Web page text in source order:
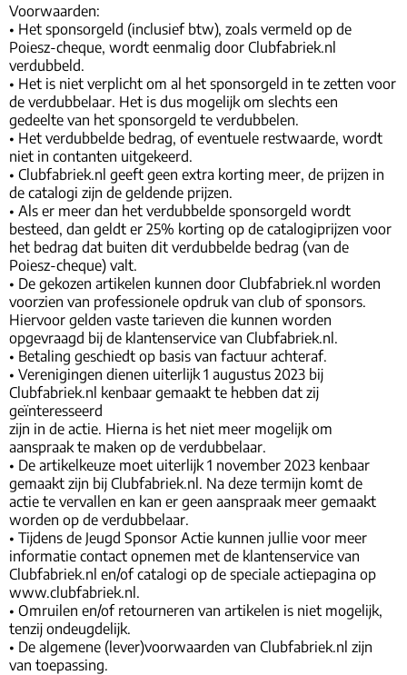
Voorwaarden:
• Het sponsorgeld (inclusief btw), zoals vermeld op de
Poiesz-cheque, wordt eenmalig door Clubfabriek.nl
verdubbeld.
• Het is niet verplicht om al het sponsorgeld in te zetten voor
de verdubbelaar. Het is dus mogelijk om slechts een
gedeelte van het sponsorgeld te verdubbelen.
• Het verdubbelde bedrag, of eventuele restwaarde, wordt
niet in contanten uitgekeerd.
• Clubfabriek.nl geeft geen extra korting meer, de prijzen in
de catalogi zijn de geldende prijzen.
• Als er meer dan het verdubbelde sponsorgeld wordt
besteed, dan geldt er 25% korting op de catalogiprijzen voor
het bedrag dat buiten dit verdubbelde bedrag (van de
Poiesz-cheque) valt.
• De gekozen artikelen kunnen door Clubfabriek.nl worden
voorzien van professionele opdruk van club of sponsors.
Hiervoor gelden vaste tarieven die kunnen worden
opgevraagd bij de klantenservice van Clubfabriek.nl.
• Betaling geschiedt op basis van factuur achteraf.
• Verenigingen dienen uiterlijk 1 augustus 2023 bij
Clubfabriek.nl kenbaar gemaakt te hebben dat zij
geïnteresseerd
zijn in de actie. Hierna is het niet meer mogelijk om
aanspraak te maken op de verdubbelaar.
• De artikelkeuze moet uiterlijk 1 november 2023 kenbaar
gemaakt zijn bij Clubfabriek.nl. Na deze termijn komt de
actie te vervallen en kan er geen aanspraak meer gemaakt
worden op de verdubbelaar.
• Tijdens de Jeugd Sponsor Actie kunnen jullie voor meer
informatie contact opnemen met de klantenservice van
Clubfabriek.nl en/of catalogi op de speciale actiepagina op
www.clubfabriek.nl.
• Omruilen en/of retourneren van artikelen is niet mogelijk,
tenzij ondeugdelijk.
• De algemene (lever)voorwaarden van Clubfabriek.nl zijn
van toepassing.